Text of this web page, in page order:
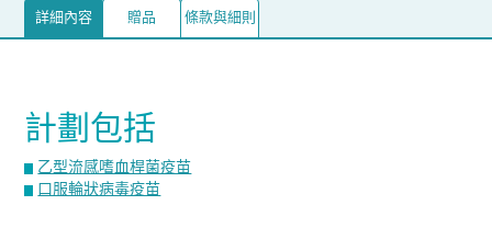
詳細內容 贈品 條款與細則
計劃包括
乙型流感嗜血桿菌疫苗
口服輪狀病毒疫苗